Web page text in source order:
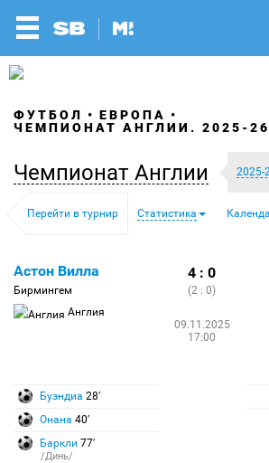
ФУТБОЛ
ЕВРОПА
ЧЕМПИОНАТ АНГЛИИ. 2025-26
Чемпионат Англии 2025-
Перейти в турнир Статистика
Астон Вилла
Бирмингем
Англия
4 : 0
(2 : 0)
09.11.2025
17:00
Буэндиа 28′
Онана 40′
Баркли 77′
/Динь/